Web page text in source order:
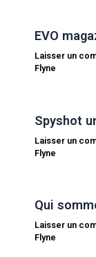
EVO
Laisser un
Flyne
Spyshot
Laisser un
Flyne
Qui
Laisser un
Flyne